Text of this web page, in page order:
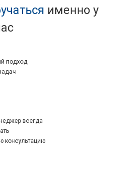
именно у
подход
всегда
консультацию